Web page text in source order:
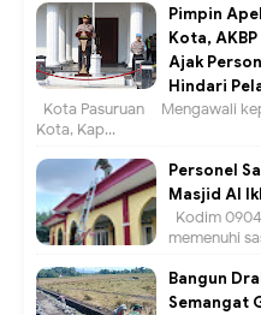
Pimpin
Kota,
Ajak
Hindari
Kota Pasuruan – Mengawali
Kota, Kap...
Personel
Masjid Al
Kodim
memenuhi
Bangun
Semangat